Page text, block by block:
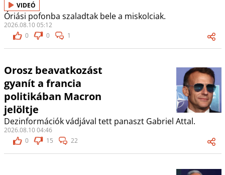
VIDEÓ
Óriási pofonba szaladtak bele a miskolciak.
2026.08.10 05:12
0
0 1
Orosz beavatkozást
gyanít a francia
politikában Macron
jelöltje
Dezinformációk vádjával tett panaszt Gabriel Attal.
2026.08.10 04:46
0
15 22